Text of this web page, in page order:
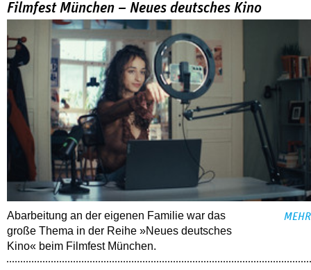
Filmfest München – Neues deutsches Kino
Abarbeitung an der eigenen Familie war das
große Thema in der Reihe »Neues deutsches
Kino« beim Filmfest München.
MEHR